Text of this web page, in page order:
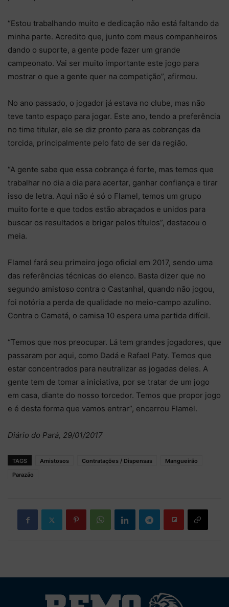
“Estou trabalhando muito e dedicação não está faltando da
minha parte. Acredito que, junto com meus companheiros
dando o suporte, a gente pode fazer um grande
campeonato. Vai ser muito importante este jogo para
mostrar o que a gente quer na competição”, afirmou.
No ano passado, o jogador já estava no clube, mas não
teve tanto espaço para jogar. Este ano, tendo a preferência
no time titular, ele se diz pronto para as cobranças da
torcida, principalmente pelo fato de ser da região.
“A gente sabe que essa cobrança é forte, mas temos que
trabalhar no dia a dia para acertar, ganhar confiança e tirar
isso de letra. Aqui não é só o Flamel, temos um grupo
muito forte e que todos estão abraçados e unidos para
buscar os resultados e brigar pelos títulos”, destacou o
meia.
Flamel fará seu primeiro jogo oficial em 2017, sendo uma
das referências técnicas do elenco. Basta dizer que no
segundo amistoso contra o Castanhal, quando não jogou,
foi notória a perda de qualidade no meio-campo azulino.
Contra o Cametá, o camisa 10 espera uma partida difícil.
“Temos que nos preocupar. Lá tem grandes jogadores, que
passaram por aqui, como Dadá e Rafael Paty. Temos que
estar concentrados para neutralizar as jogadas deles. A
gente tem de tomar a iniciativa, por se tratar de um jogo
em casa, diante do nosso torcedor. Temos que propor jogo
e é desta forma que vamos entrar”, encerrou Flamel.
Diário do Pará, 29/01/2017
TAGS Amistosos Contratações / Dispensas
Mangueirão
Parazão